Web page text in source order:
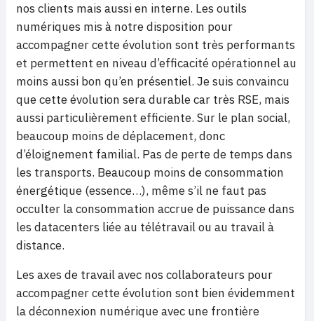
nos clients mais aussi en interne. Les outils
numériques mis à notre disposition pour
accompagner cette évolution sont très performants
et permettent en niveau d’efficacité opérationnel au
moins aussi bon qu’en présentiel. Je suis convaincu
que cette évolution sera durable car très RSE, mais
aussi particulièrement efficiente. Sur le plan social,
beaucoup moins de déplacement, donc
d’éloignement familial. Pas de perte de temps dans
les transports. Beaucoup moins de consommation
énergétique (essence…), même s’il ne faut pas
occulter la consommation accrue de puissance dans
les datacenters liée au télétravail ou au travail à
distance.
Les axes de travail avec nos collaborateurs pour
accompagner cette évolution sont bien évidemment
la déconnexion numérique avec une frontière